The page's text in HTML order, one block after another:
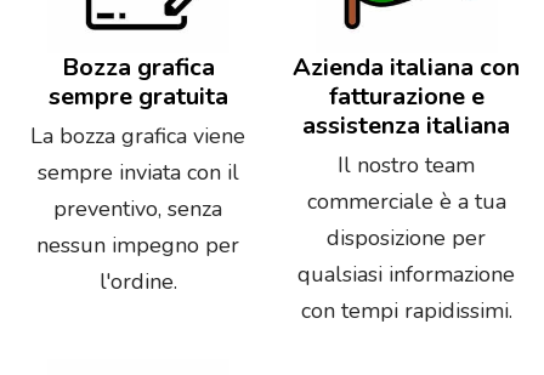
Bozza grafica
sempre gratuita
La bozza grafica viene
sempre inviata con il
preventivo, senza
nessun impegno per
l'ordine.
Azienda italiana con
fatturazione e
assistenza italiana
Il nostro team
commerciale è a tua
disposizione per
qualsiasi informazione
con tempi rapidissimi.